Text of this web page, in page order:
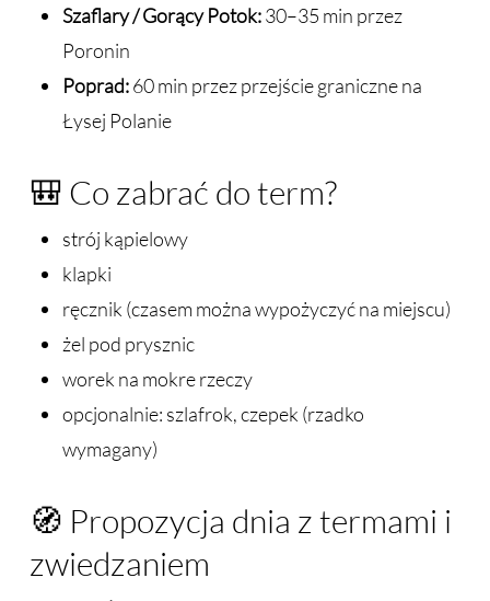
Szaflary / Gorący Potok:30–35 min przez
Poronin
Poprad:60 min przez przejście graniczne na
Łysej Polanie
🎒 Co zabrać do term?
strój kąpielowy
klapki
ręcznik (czasem można wypożyczyć na miejscu)
żel pod prysznic
worek na mokre rzeczy
opcjonalnie: szlafrok, czepek (rzadko
wymagany)
🧭 Propozycja dnia z termami i
zwiedzaniem